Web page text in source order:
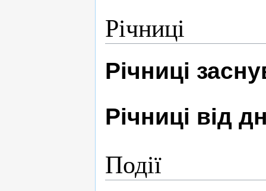
Річниці
Річниці
Річниці від
Події